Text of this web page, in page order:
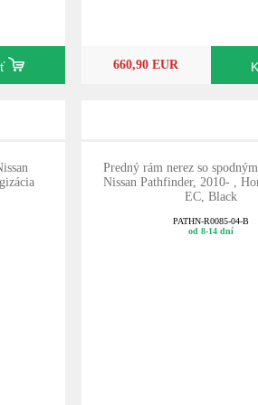
660,90 EUR
Predný rám nerez so
Nissan Pathfinder, 2010- ,
EC, Black
PATHN-R0085-04-B
od 8-14 dní